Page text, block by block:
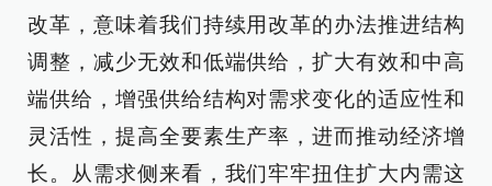
改革，意味着我们持续用改革的办法推进结构
调整，减少无效和低端供给，扩大有效和中高
端供给，增强供给结构对需求变化的适应性和
灵活性，提高全要素生产率，进而推动经济增
长。从需求侧来看，我们牢牢扭住扩大内需这